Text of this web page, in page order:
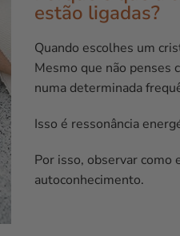
estão ligadas?
Quando escolhes um
Mesmo que não penses
numa determinada
Isso é ressonância
Por isso, observar como
autoconhecimento.